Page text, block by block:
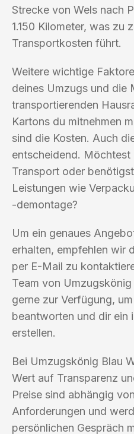
Strecke von Wels nach
1.150 Kilometer, was zu
Transportkosten führt.
Weitere wichtige
deines Umzugs und die
transportierenden
Kartons du mitnehmen
sind die Kosten. Auch
entscheidend. Möchtest
Transport oder
Leistungen wie
-demontage?
Um ein genaues
erhalten, empfehlen wir
per E-Mail zu
Team von
gerne zur Verfügung,
beantworten und dir ein
erstellen.
Bei Umzugskönig Blau
Wert auf Transparenz
Preise sind abhängig
Anforderungen und
persönlichen Gespräch